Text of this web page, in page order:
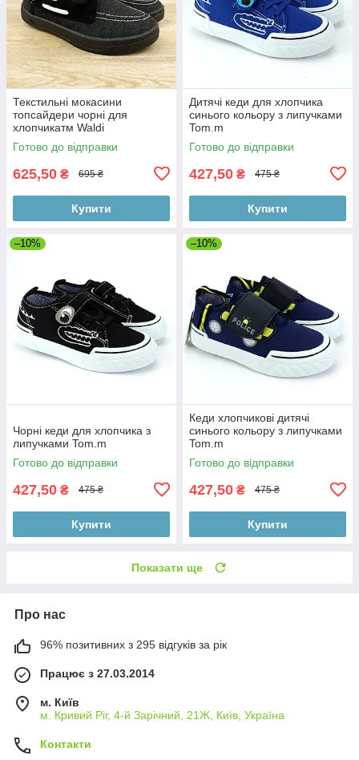
Текстильні мокасини
топсайдери чорні для
хлопчикатм Waldi
Готово до відправки
625,50 ₴ 695 ₴
Купити
Дитячі кеди для хлопчика
синього кольору з липучками
Tom.m
Готово до відправки
427,50 ₴ 475 ₴
Купити
–10%
Чорні кеди для хлопчика з
липучками Tom.m
Готово до відправки
427,50 ₴ 475 ₴
Купити
–10%
Кеди хлопчикові дитячі
синього кольору з липучками
Tom.m
Готово до відправки
427,50 ₴ 475 ₴
Купити
Показати ще
Про нас
96% позитивних з 295 відгуків за рік
Працює з 27.03.2014
м. Київ
м. Кривий Ріг, 4-й Зарічний, 21Ж, Київ, Україна
Контакти